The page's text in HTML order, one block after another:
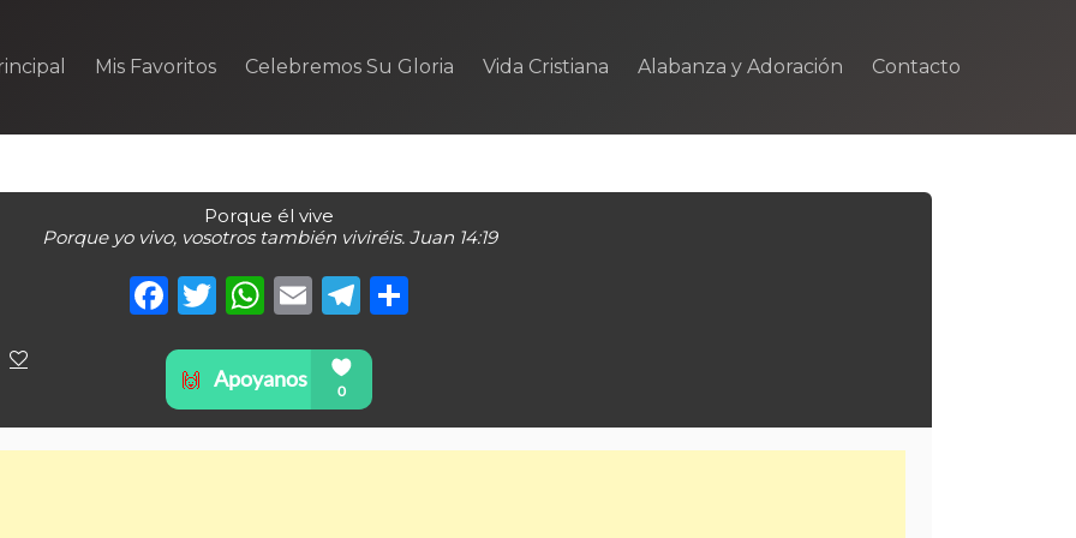
Mis Favoritos Celebremos Su Gloria Vida Cristiana Alabanza y Adoración Contacto
Porque él vive
Porque yo vivo, vosotros también viviréis. Juan 14:19
Facebook
Twitter
WhatsApp
EmailTelegram